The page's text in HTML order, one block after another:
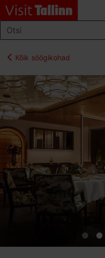
Kõik söögikohad